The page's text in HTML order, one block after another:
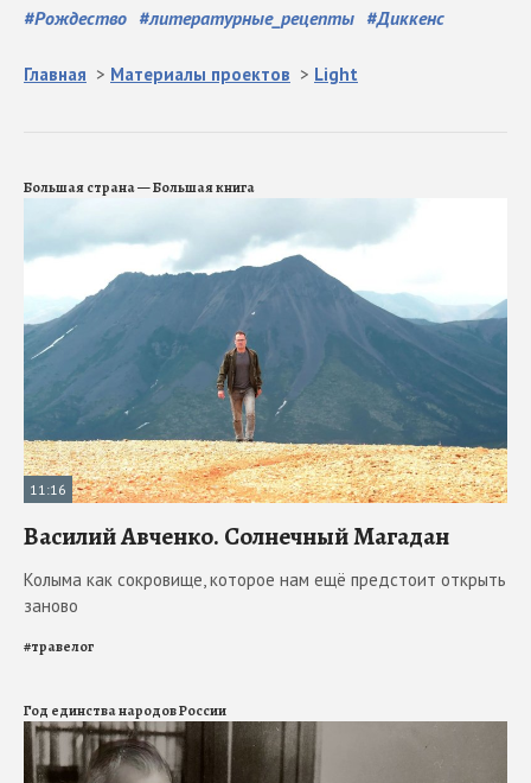
#Рождество #литературные_рецепты #Диккенс
Главная > Материалы проектов > Light
Большая страна — Большая книга
11:16
Василий Авченко. Солнечный Магадан
Колыма как сокровище, которое нам ещё предстоит открыть
заново
#травелог
Год единства народов России